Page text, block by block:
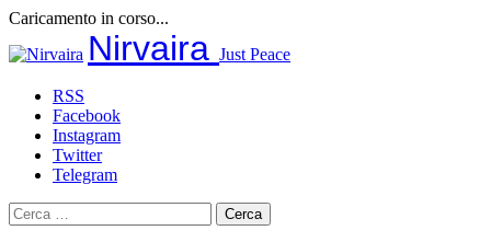
Caricamento in corso...
al
Nirvaira Just Peace
RSS
Facebook
Instagram
Twitter
Telegram
Ricerca
per: